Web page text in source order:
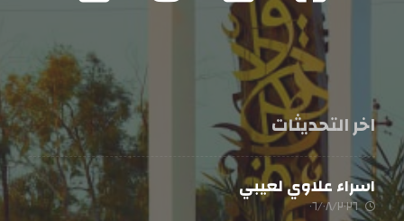
اخر التحديثات
اسراء علاوي لعيبي
٠٦/٠٨/٢٠٢٦